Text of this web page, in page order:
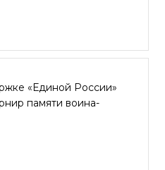
«Единой России»
памяти воина-